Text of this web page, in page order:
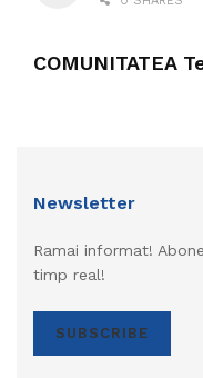
COMUNITATEA
Newsletter
Ramai informat!
timp real!
SUBSCRIBE